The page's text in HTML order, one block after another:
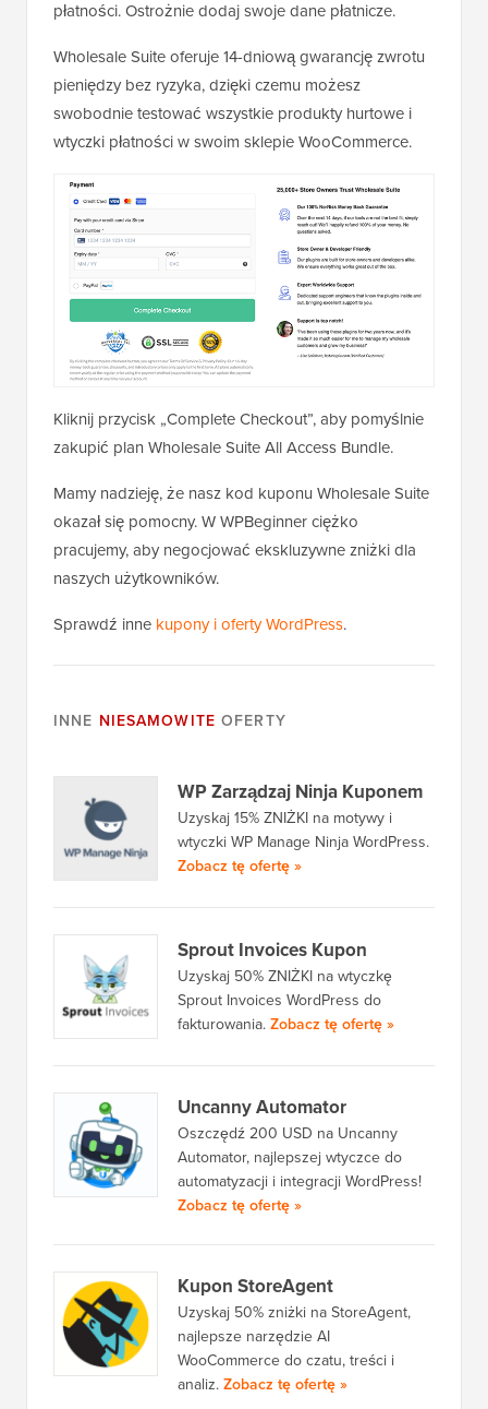
płatności. Ostrożnie dodaj swoje dane płatnicze.
Wholesale Suite oferuje 14-dniową gwarancję zwrotu
pieniędzy bez ryzyka, dzięki czemu możesz
swobodnie testować wszystkie produkty hurtowe i
wtyczki płatności w swoim sklepie WooCommerce.
Kliknij przycisk „Complete Checkout”, aby pomyślnie
zakupić plan Wholesale Suite All Access Bundle.
Mamy nadzieję, że nasz kod kuponu Wholesale Suite
okazał się pomocny. W WPBeginner ciężko
pracujemy, aby negocjować ekskluzywne zniżki dla
naszych użytkowników.
Sprawdź inne kupony i oferty WordPress.
INNE NIESAMOWITE OFERTY
WP Zarządzaj Ninja Kuponem
Uzyskaj 15% ZNIŻKI na motywy i
wtyczki WP Manage Ninja WordPress.
Zobacz tę ofertę »
Sprout Invoices Kupon
Uzyskaj 50% ZNIŻKI na wtyczkę
Sprout Invoices WordPress do
fakturowania.Zobacz tę ofertę »
Uncanny Automator
Oszczędź 200 USD na Uncanny
Automator, najlepszej wtyczce do
automatyzacji i integracji WordPress!
Zobacz tę ofertę »
Kupon StoreAgent
Uzyskaj 50% zniżki na StoreAgent,
najlepsze narzędzie AI
WooCommerce do czatu, treści i
analiz.Zobacz tę ofertę »